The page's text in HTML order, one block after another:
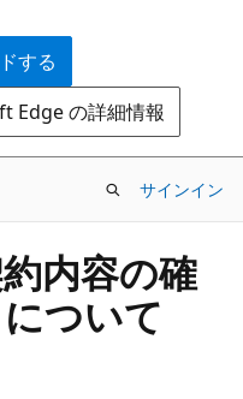
する
Edge の詳細情報
サインイン
内容の確
ついて